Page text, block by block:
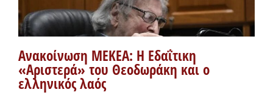
Ανακοίνωση ΜΕΚΕΑ: Η Εδαΐτικη
«Αριστερά» του Θεοδωράκη και ο
ελληνικός λαός